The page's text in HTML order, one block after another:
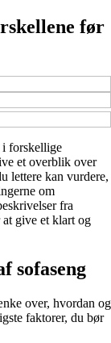
før
i forskellige
et overblik over
lettere kan vurdere,
om
fra
give et klart og
sofaseng
over, hvordan og
faktorer, du bør